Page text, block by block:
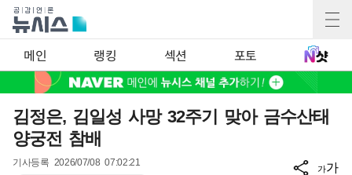
메인 랭킹 섹션 포토
김정은, 김일성 사망 32주기 맞아 금수산태
양궁전 참배
기사등록 2026/07/08 07:02:21
가가